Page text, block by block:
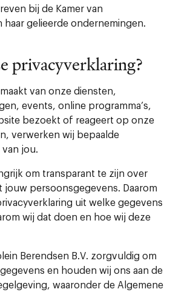
bij de Kamer van
haar gelieerde ondernemingen.
privacyverklaring?
van onze diensten,
events, online programma’s,
bezoekt of reageert op onze
verwerken wij bepaalde
jou.
om transparant te zijn over
jouw persoonsgegevens. Daarom
uit welke gegevens
wij dat doen en hoe wij deze
Berendsen B.V. zorgvuldig om
en houden wij ons aan de
waaronder de Algemene